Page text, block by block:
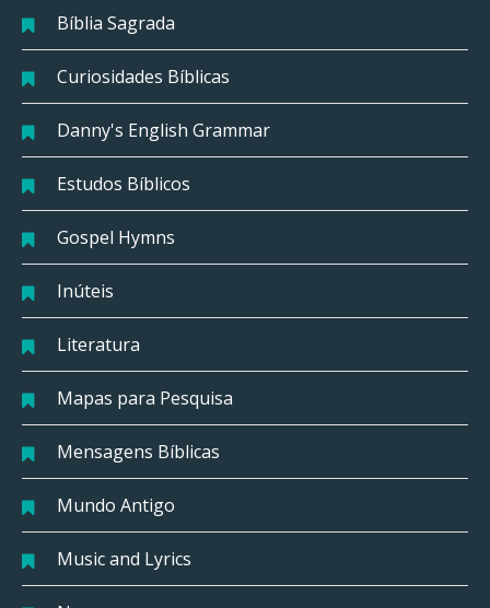
Bíblia Sagrada
Curiosidades Bíblicas
Danny's English Grammar
Estudos Bíblicos
Gospel Hymns
Inúteis
Literatura
Mapas para Pesquisa
Mensagens Bíblicas
Mundo Antigo
Music and Lyrics